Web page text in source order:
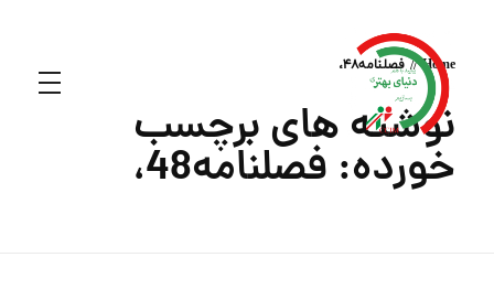
Home فصلنامه48،
نوشته های برچسب
خورده: فصلنامه48،